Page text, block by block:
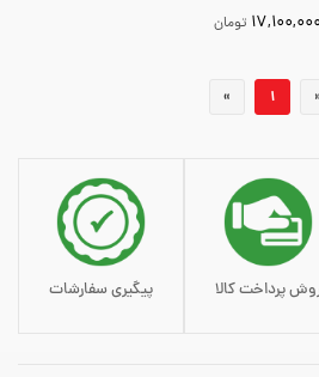
۱۷,۱۰۰,۰۰۰ تومان
به سبد خرید
1
»
پرداخت کالا پیگیری سفارشات